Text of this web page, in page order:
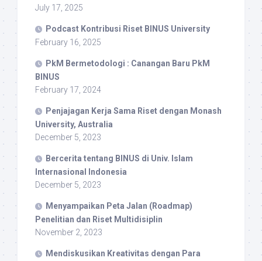
July 17, 2025
Podcast Kontribusi Riset BINUS University
February 16, 2025
PkM Bermetodologi : Canangan Baru PkM
BINUS
February 17, 2024
Penjajagan Kerja Sama Riset dengan Monash
University, Australia
December 5, 2023
Bercerita tentang BINUS di Univ. Islam
Internasional Indonesia
December 5, 2023
Menyampaikan Peta Jalan (Roadmap)
Penelitian dan Riset Multidisiplin
November 2, 2023
Mendiskusikan Kreativitas dengan Para